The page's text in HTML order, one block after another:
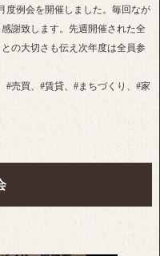
度例会を開催しました。毎回なが
謝致します。先週開催された全
の大切さも伝え次年度は全員参
#売買、#賃貸、#まちづくり、#家